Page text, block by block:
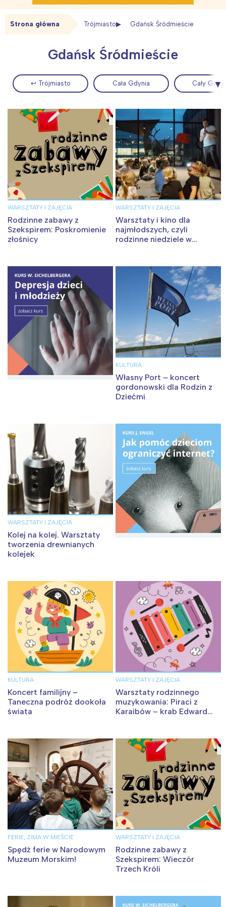
Strona główna Trójmiasto Gdańsk Śródmieście
Gdańsk Śródmieście
↩ Trójmiasto Cała Gdynia Cały
WARSZTATY I ZAJĘCIA
Rodzinne zabawy z
Szekspirem: Poskromienie
złośnicy
WARSZTATY I ZAJĘCIA
Warsztaty i kino dla
najmłodszych, czyli
rodzinne niedziele w
KULTURA
Własny Port – koncert
gordonowski dla Rodzin z
Dziećmi
WARSZTATY I ZAJĘCIA
Kolej na kolej. Warsztaty
tworzenia drewnianych
kolejek
KULTURA
Koncert familijny –
Taneczna podróż dookoła
świata
WARSZTATY I ZAJĘCIA
Warsztaty rodzinnego
muzykowania: Piraci z
Karaibów – krab Edward
FERIE, ZIMA W MIEŚCIE
Spędź ferie w Narodowym
Muzeum Morskim!
WARSZTATY I ZAJĘCIA
Rodzinne zabawy z
Szekspirem: Wieczór
Trzech Króli
Interesują mnie wydarzenia z